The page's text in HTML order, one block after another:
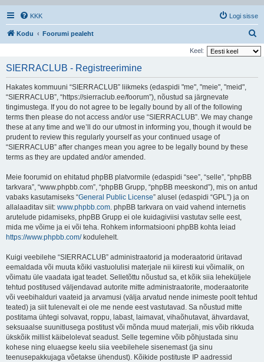
KKK Logi sisse
Kodu Foorumi pealeht
t
Keel:
SIERRACLUB - Registreerimine
Hakates kommuuni “SIERRACLUB” liikmeks (edaspidi "me", "meie", "meid",
“SIERRACLUB”, “https://sierraclub.ee/foorum”), nõustud sa järgnevate
tingimustega. If you do not agree to be legally bound by all of the following
terms then please do not access and/or use “SIERRACLUB”. We may change
these at any time and we’ll do our utmost in informing you, though it would be
prudent to review this regularly yourself as your continued usage of
“SIERRACLUB” after changes mean you agree to be legally bound by these
terms as they are updated and/or amended.
Meie foorumid on ehitatud phpBB platvormile (edaspidi “see”, “selle”, “phpBB
tarkvara”, “www.phpbb.com”, “phpBB Grupp, “phpBB meeskond”), mis on antud
vabaks kasutamiseks “General Public License” alusel (edaspidi “GPL”) ja on
allalaaditav siit: www.phpbb.com. phpBB tarkvara on vaid vahend internetis
arutelude pidamiseks, phpBB Grupp ei ole kuidagiviisi vastutav selle eest,
mida me võime ja ei või teha. Rohkem informatsiooni phpBB kohta leiad
https://www.phpbb.com/kodulehelt.
Kuigi veebilehe “SIERRACLUB” administraatorid ja moderaatorid üritavad
eemaldada või muuta kõiki vastuolulisi materjale nii kiiresti kui võimalik, on
võimatu üle vaadata igat teadet. Selletõttu nõustud sa, et kõik siia leheküljele
tehtud postitused väljendavad autorite mitte administraatorite, moderaatorite
või veebihalduri vaateid ja arvamusi (välja arvatud nende inimeste poolt tehtud
teated) ja siit tulenevalt ei ole me nende eest vastutavad. Sa nõustud mitte
postitama ühtegi solvavat, roppu, labast, laimavat, vihaõhutavat, ähvardavat,
seksuaalse suunitlusega postitust või mõnda muud materjali, mis võib rikkuda
ükskõik millist käibelolevat seadust. Selle tegemine võib põhjustada sinu
kohese ning eluaegse keelu siia veebilehele sisenemast (ja sinu
teenusepakkujaga võetakse ühendust). Kõikide postituste IP aadressid